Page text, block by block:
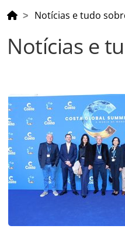
Notícias e tudo
Notícias e